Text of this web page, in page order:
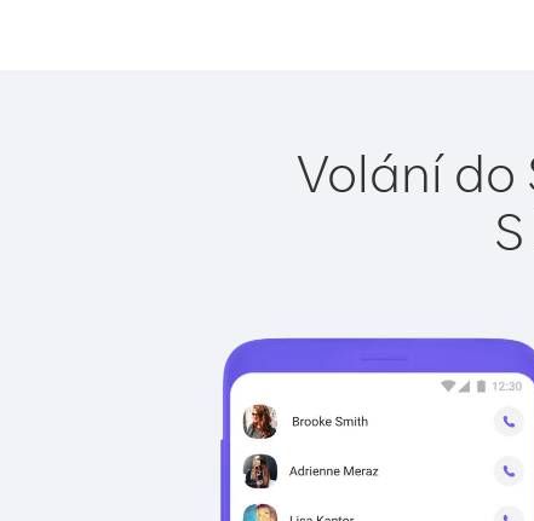
Volání do